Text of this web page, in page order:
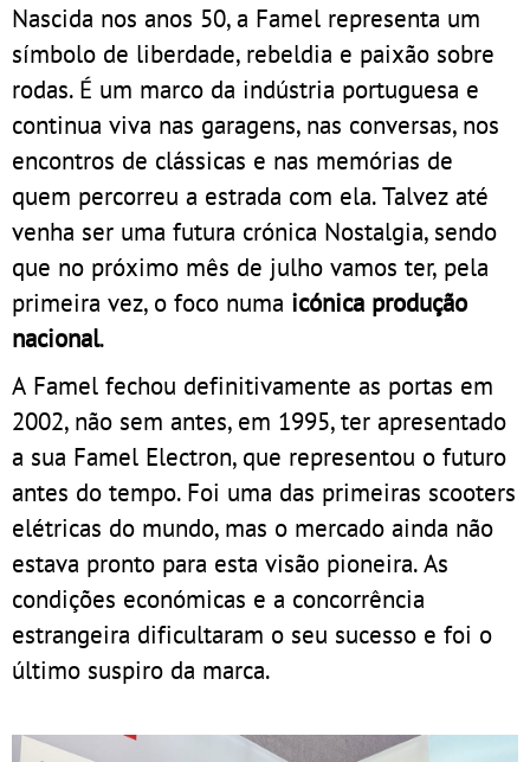
Nascida nos anos 50, a Famel representa um
símbolo de liberdade, rebeldia e paixão sobre
rodas. É um marco da indústria portuguesa e
continua viva nas garagens, nas conversas, nos
encontros de clássicas e nas memórias de
quem percorreu a estrada com ela. Talvez até
venha ser uma futura crónica Nostalgia, sendo
que no próximo mês de julho vamos ter, pela
primeira vez, o foco numa icónica produção
nacional.
A Famel fechou definitivamente as portas em
2002, não sem antes, em 1995, ter apresentado
a sua Famel Electron, que representou o futuro
antes do tempo. Foi uma das primeiras scooters
elétricas do mundo, mas o mercado ainda não
estava pronto para esta visão pioneira. As
condições económicas e a concorrência
estrangeira dificultaram o seu sucesso e foi o
último suspiro da marca.